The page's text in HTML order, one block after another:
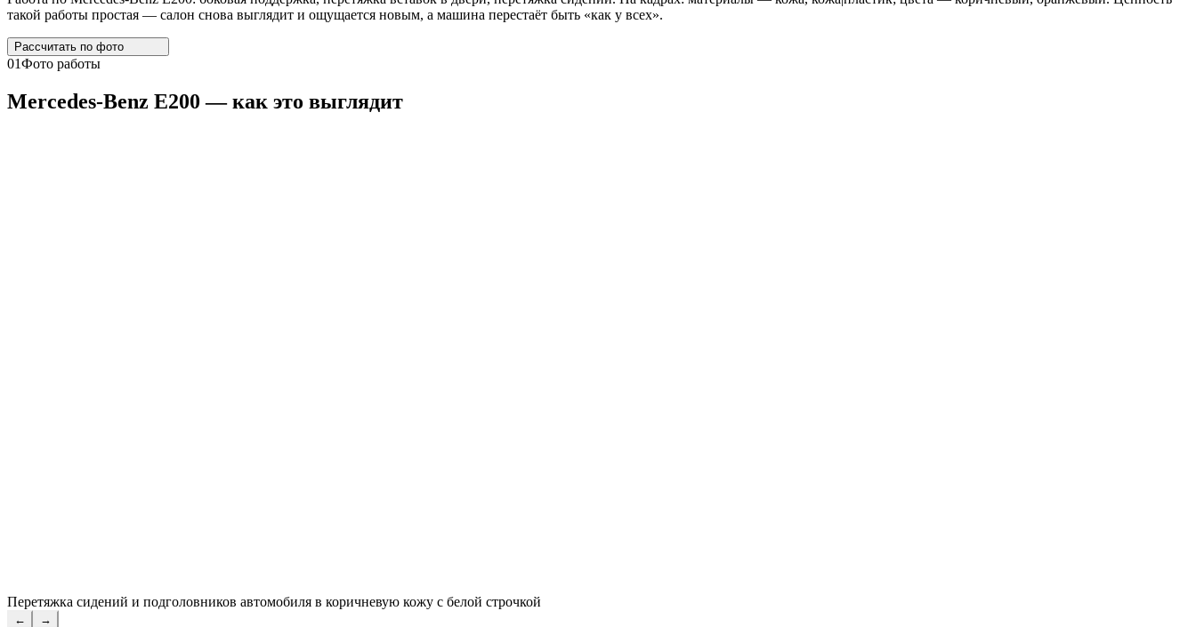
такой работы простая — салон снова выглядит и ощущается новым, а машина перестаёт быть «как у всех».
Рассчитать по фото
01Фото работы
Mercedes-Benz E200 — как это выглядит
Перетяжка сидений и подголовников автомобиля в коричневую кожу с белой строчкой
← →